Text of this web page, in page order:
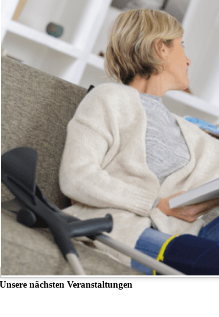
Unsere nächsten Veranstaltungen